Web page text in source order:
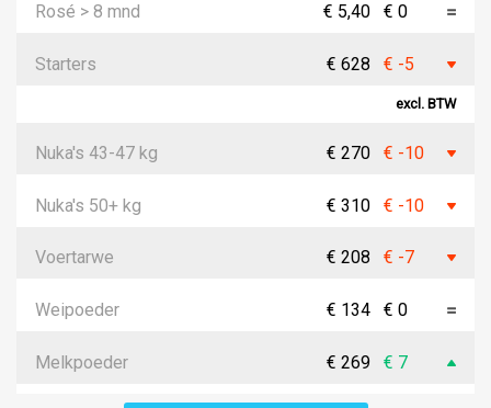
Rosé > 8 mnd € 5,40 € 0
Starters € 628 € -5
excl. BTW
Nuka's 43-47 kg € 270 € -10
Nuka's 50+ kg € 310 € -10
Voertarwe € 208 € -7
Weipoeder € 134 € 0
Melkpoeder € 269 € 7